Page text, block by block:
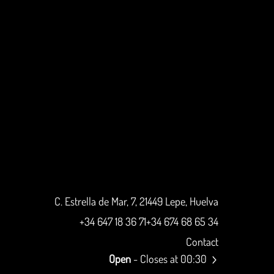
C. Estrella de Mar, 7, 21449 Lepe, Huelva
+34 647 18 36 71+34 674 68 65 34
Contact
Open- Closes at 00:30